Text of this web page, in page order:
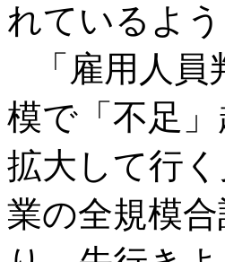
れているよう
「雇用人員
模で「不足
拡大して行
業の全規模